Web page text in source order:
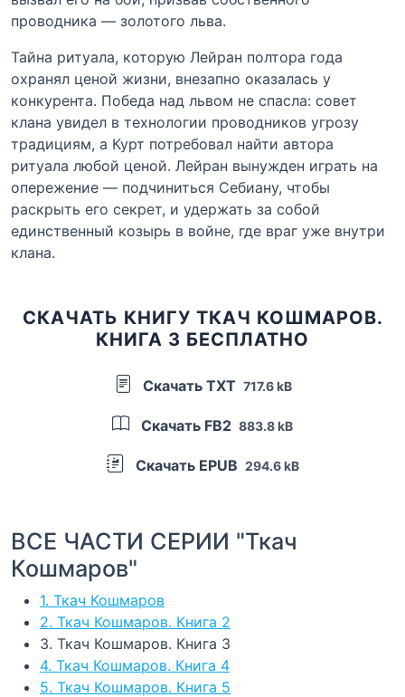
проводника — золотого льва.
Тайна ритуала, которую Лейран полтора года
охранял ценой жизни, внезапно оказалась у
конкурента. Победа над львом не спасла: совет
клана увидел в технологии проводников угрозу
традициям, а Курт потребовал найти автора
ритуала любой ценой. Лейран вынужден играть на
опережение — подчиниться Себиану, чтобы
раскрыть его секрет, и удержать за собой
единственный козырь в войне, где враг уже внутри
клана.
СКАЧАТЬ КНИГУ ТКАЧ КОШМАРОВ.
КНИГА 3 БЕСПЛАТНО
Скачать TXT 717.6 kB
Скачать FB2 883.8 kB
Скачать EPUB 294.6 kB
ВСЕ ЧАСТИ СЕРИИ "Ткач
Кошмаров"
1. Ткач Кошмаров
2. Ткач Кошмаров. Книга 2
3. Ткач Кошмаров. Книга 3
4. Ткач Кошмаров. Книга 4
5. Ткач Кошмаров. Книга 5